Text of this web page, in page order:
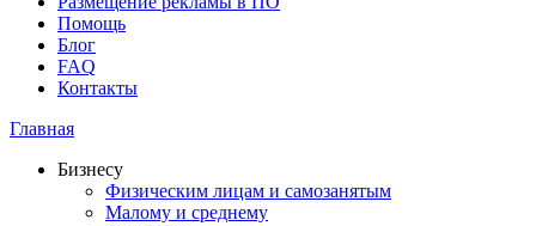
Помощь
Блог
FAQ
Контакты
Главная
Бизнесу
Физическим лицам и самозанятым
Малому и среднему